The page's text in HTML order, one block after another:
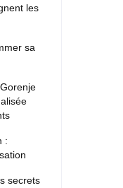
les
sa
:
secrets